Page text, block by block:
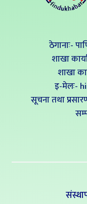
ठेगानाः-
शाखा
शाखा
इ-मेलः-
सूचना तथा